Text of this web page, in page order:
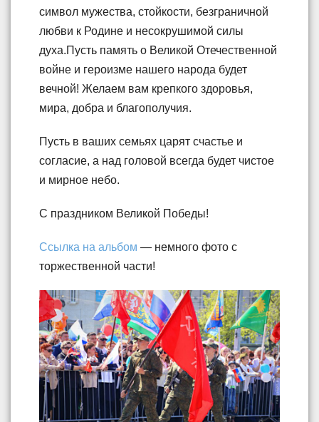
символ мужества, стойкости, безграничной
любви к Родине и несокрушимой силы
духа.Пусть память о Великой Отечественной
войне и героизме нашего народа будет
вечной! Желаем вам крепкого здоровья,
мира, добра и благополучия.
Пусть в ваших семьях царят счастье и
согласие, а над головой всегда будет чистое
и мирное небо.
С праздником Великой Победы!
Ссылка на альбом — немного фото с
торжественной части!